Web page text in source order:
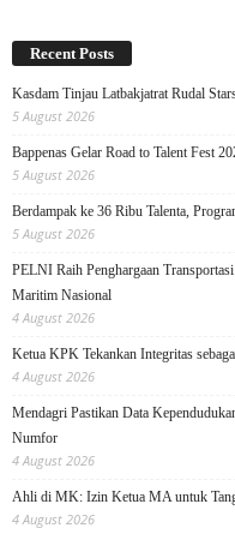
Recent Posts
Kasdam Tinjau Latbakjatrat Rudal
5 August 2026
Bappenas Gelar Road to Talent Fest
5 August 2026
Berdampak ke 36 Ribu Talenta,
5 August 2026
PELNI Raih Penghargaan
Maritim Nasional
4 August 2026
Ketua KPK Tekankan Integritas
4 August 2026
Mendagri Pastikan Data
Numfor
4 August 2026
Ahli di MK: Izin Ketua MA untuk
4 August 2026